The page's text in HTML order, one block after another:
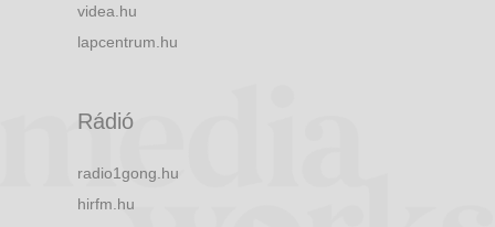
videa.hu
lapcentrum.hu
Rádió
radio1gong.hu
hirfm.hu